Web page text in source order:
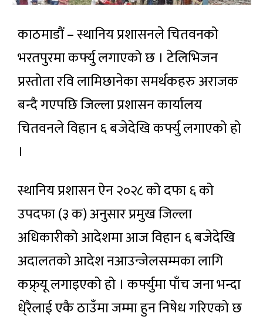
काठमाडौं – स्थानिय प्रशासनले चितवनको
भरतपुरमा कर्फ्यु लगाएको छ । टेलिभिजन
प्रस्तोता रवि लामिछानेका समर्थकहरु अराजक
बन्दै गएपछि जिल्ला प्रशासन कार्यालय
चितवनले विहान ६ बजेदेखि कर्फ्यु लगाएको हो
।
स्थानिय प्रशासन ऐन २०२८ को दफा ६ को
उपदफा (३ क) अनुसार प्रमुख जिल्ला
अधिकारीको आदेशमा आज विहान ६ बजेदेखि
अदालतको आदेश नआउन्जेलसम्मका लागि
कफ्र्यू लगाइएको हो । कर्फ्युमा पाँच जना भन्दा
धे्रैलाई एकै ठाउँमा जम्मा हुन निषेध गरिएको छ